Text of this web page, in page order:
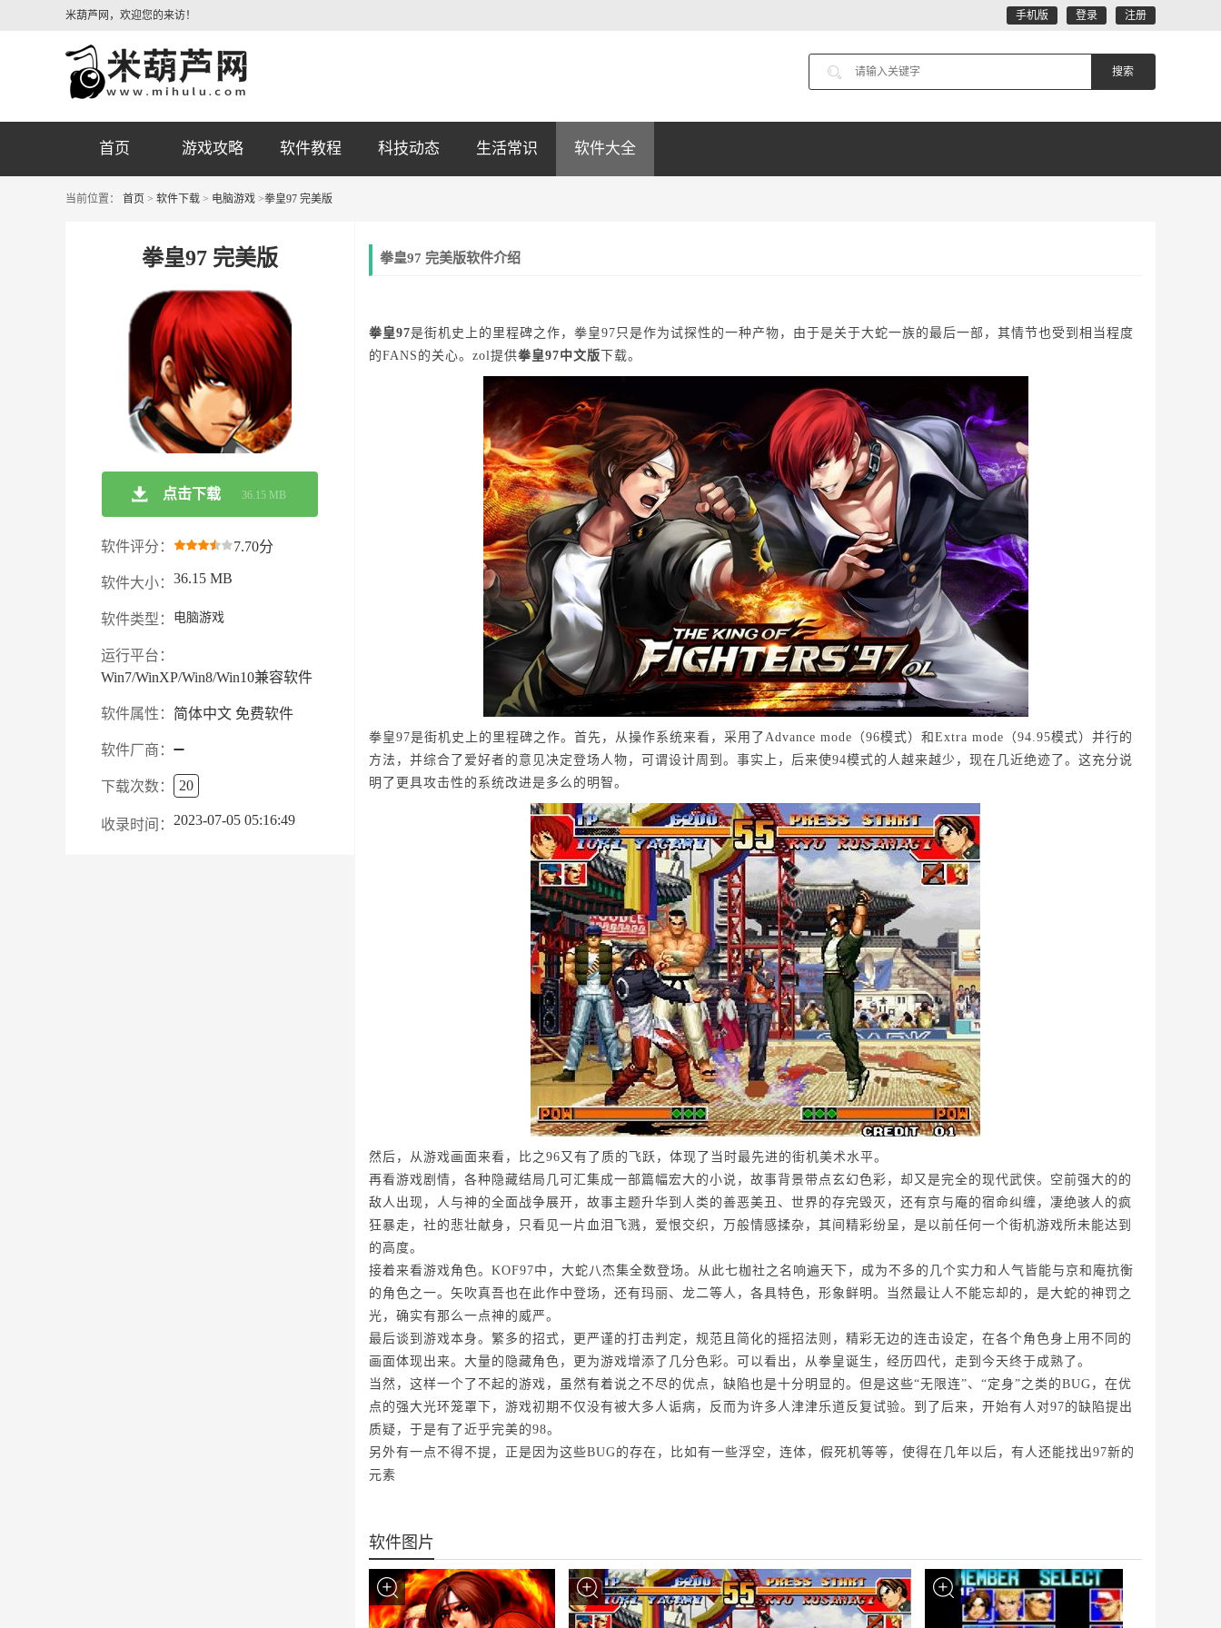
米葫芦网，欢迎您的来访！ 手机版 登录 注册
首页 游戏攻略 软件教程 科技动态 生活常识 软件大全
当前位置： 首页 > 软件下载 > 电脑游戏 >拳皇97 完美版
拳皇97 完美版
点击下载 36.15 MB
软件评分： 7.70分
软件大小： 36.15 MB
软件类型： 电脑游戏
运行平台：
Win7/WinXP/Win8/Win10兼容软件
软件属性： 简体中文 免费软件
软件厂商：
下载次数： 20
收录时间： 2023-07-05 05:16:49
拳皇97 完美版软件介绍
拳皇97是街机史上的里程碑之作，拳皇97只是作为试探性的一种产物，由于是关于大蛇一族的最后一部，其情节也受到相当程度
的FANS的关心。zol提供拳皇97中文版 下载。
拳皇97是街机史上的里程碑之作。首先，从操作系统来看，采用了Advance mode（96模式）和Extra mode（94.95模式）并行的
方法，并综合了爱好者的意见决定登场人物，可谓设计周到。事实上，后来使94模式的人越来越少，现在几近绝迹了。这充分说
明了更具攻击性的系统改进是多么的明智。
然后，从游戏画面来看，比之96又有了质的飞跃，体现了当时最先进的街机美术水平。
再看游戏剧情，各种隐藏结局几可汇集成一部篇幅宏大的小说，故事背景带点玄幻色彩，却又是完全的现代武侠。空前强大的的
敌人出现，人与神的全面战争展开，故事主题升华到人类的善恶美丑、世界的存完毁灭，还有京与庵的宿命纠缠，凄绝骇人的疯
狂暴走，社的悲壮献身，只看见一片血泪飞溅，爱恨交织，万般情感揉杂，其间精彩纷呈，是以前任何一个街机游戏所未能达到
的高度。
接着来看游戏角色。KOF97中，大蛇八杰集全数登场。从此七枷社之名响遍天下，成为不多的几个实力和人气皆能与京和庵抗衡
的角色之一。矢吹真吾也在此作中登场，还有玛丽、龙二等人，各具特色，形象鲜明。当然最让人不能忘却的，是大蛇的神罚之
光，确实有那么一点神的威严。
最后谈到游戏本身。繁多的招式，更严谨的打击判定，规范且简化的摇招法则，精彩无边的连击设定，在各个角色身上用不同的
画面体现出来。大量的隐藏角色，更为游戏增添了几分色彩。可以看出，从拳皇诞生，经历四代，走到今天终于成熟了。
当然，这样一个了不起的游戏，虽然有着说之不尽的优点，缺陷也是十分明显的。但是这些“无限连”、“定身”之类的BUG，在优
点的强大光环笼罩下，游戏初期不仅没有被大多人诟病，反而为许多人津津乐道反复试验。到了后来，开始有人对97的缺陷提出
质疑，于是有了近乎完美的98。
另外有一点不得不提，正是因为这些BUG的存在，比如有一些浮空，连体，假死机等等，使得在几年以后，有人还能找出97新的
元素
软件图片